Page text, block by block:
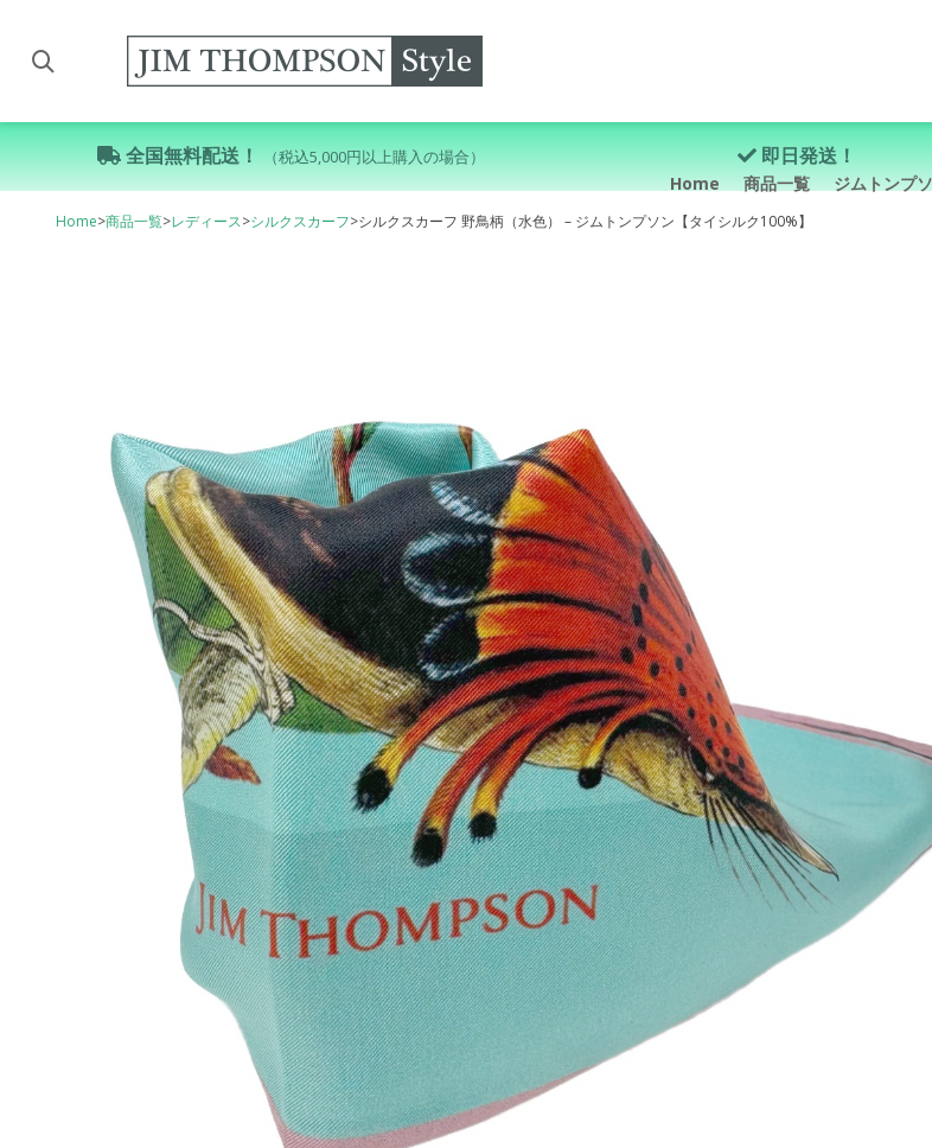
Home 商品一覧 ジムトンプ
全国無料配送！ （税込5,000円以上購入の場合） 即日発送！
Home>商品一覧>レディース>シルクスカーフ>シルクスカーフ 野鳥柄（水色） – ジムトンプソン【タイシルク100%】